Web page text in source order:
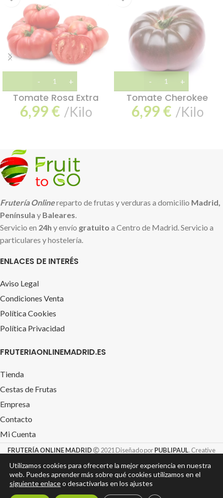
Tomate Rosa Extra
6,99€ /Kilo
Tomate Cherokee
6,99€ /Kilo
Frutería Onlinereparto de frutas y verduras a domicilio Madrid,
Península y Baleares.
Servicio en 24h y envío gratuito a Centro de Madrid. Servicio a
particulares y hostelería.
ENLACES DE INTERÉS
Aviso Legal
Condiciones Venta
Política Cookies
Política Privacidad
FRUTERIAONLINEMADRID.ES
Tienda
Cestas de Frutas
Empresa
Contacto
Mi Cuenta
FRUTERÍA ONLINE MADRID 2021 Diseñado porPUBLIPAUL. Creative
Design S.L. &TIENDAROTULACION.com
Utilizamos cookies para ofrecerte la mejor experiencia en nuestra
web. Puedes aprender más sobre qué cookies utilizamos en el
siguiente enlaceo desactivarlas en los ajustes